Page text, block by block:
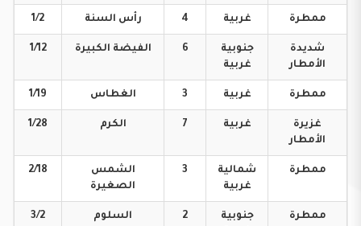
ممطرة غربية 4 رأس السنة 1/2
شديدة
الأمطار
جنوبية
غربية
6 الفيضة الكبيرة 1/12
ممطرة غربية 3 الغطاس 1/19
غزيرة
الأمطار
غربية 7 الكرم 1/28
ممطرة
شمالية
غربية
3
الشمس
الصغيرة
2/18
ممطرة
جنوبية
2 السلوم 3/2